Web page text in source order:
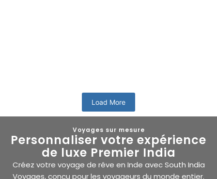
Load More
Voyages sur mesure
Personnaliser votre expérience
de luxe Premier India
Créez votre voyage de rêve en Inde avec South India
Voyages, conçu pour les voyageurs du monde entier.